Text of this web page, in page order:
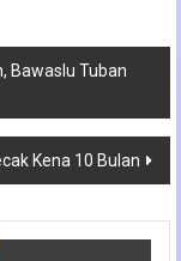
Bawaslu Tuban
Kena 10 Bulan